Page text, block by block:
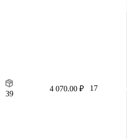
39
4 070.00 ₽ 17